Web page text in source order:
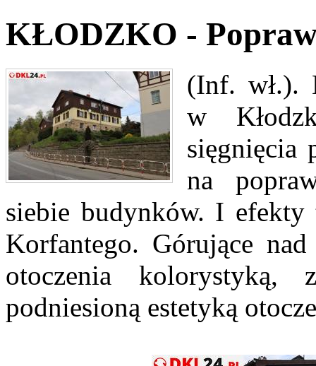
KŁODZKO -
(Inf. wł.).
w
sięgnięcia
na
siebie budynków. I
Korfantego. Górujące
otoczenia kolorystyką,
podniesioną estetyką